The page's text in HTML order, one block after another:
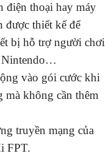
điện thoại hay máy
được thiết kế để
bị hỗ trợ người chơi
Nintendo…
vào gói cước khi
không cần thêm
truyền mạng của
FPT.